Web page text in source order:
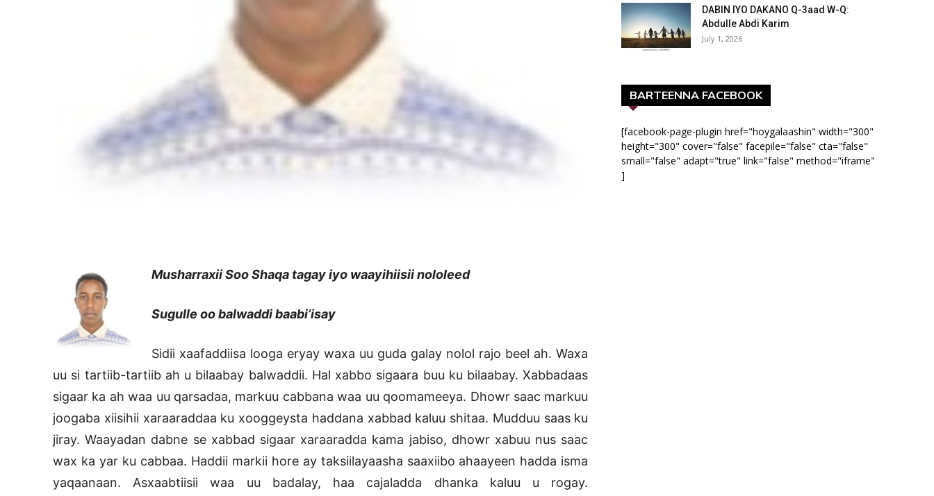
Musharraxii Soo Shaqa tagay iyo waayihiisii nololeed
Sugulle oo balwaddi baabi’isay
Sidii xaafaddiisa looga eryay waxa uu guda galay nolol rajo beel ah. Waxa
uu si tartiib-tartiib ah u bilaabay balwaddii. Hal xabbo sigaara buu ku bilaabay. Xabbadaas
sigaar ka ah waa uu qarsadaa, markuu cabbana waa uu qoomameeya. Dhowr saac markuu
joogaba xiisihii xaraaraddaa ku xooggeysta haddana xabbad kaluu shitaa. Mudduu saas ku
jiray. Waayadan dabne se xabbad sigaar xaraaradda kama jabiso, dhowr xabuu nus saac
wax ka yar ku cabbaa. Haddii markii hore ay taksiilayaasha saaxiibo ahaayeen hadda isma
yaqaanaan. Asxaabtiisii waa uu badalay, haa cajaladda dhanka kaluu u rogay.
DABIN IYO DAKANO Q-3aad W-Q:
Abdulle Abdi Karim
July 1, 2026
BARTEENNA FACEBOOK
[facebook-page-plugin href="hoygalaashin" width="300"
height="300" cover="false" facepile="false" cta="false"
small="false" adapt="true" link="false" method="iframe"
]